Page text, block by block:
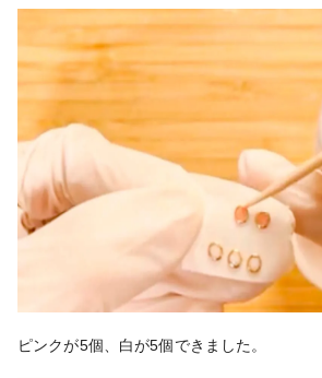
ピンクが5個、白が5個できました。